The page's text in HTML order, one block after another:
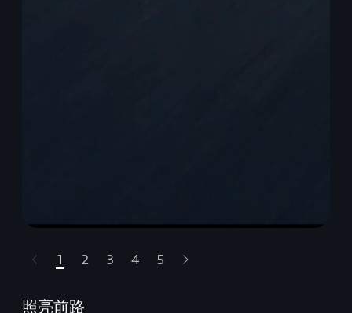
highlights.skipLinkText__
1 2 3 4 5
照亮前路